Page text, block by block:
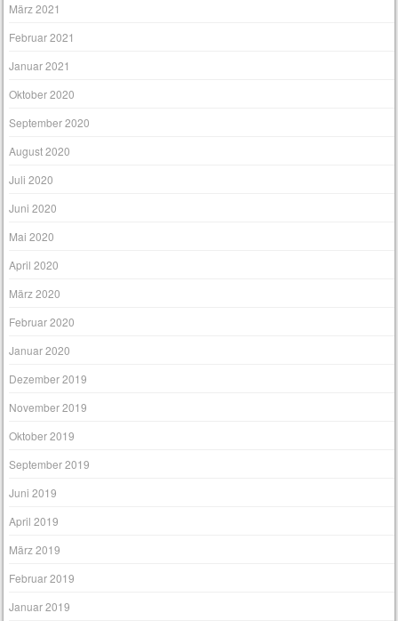
März 2021
Februar 2021
Januar 2021
Oktober 2020
September 2020
August 2020
Juli 2020
Juni 2020
Mai 2020
April 2020
März 2020
Februar 2020
Januar 2020
Dezember 2019
November 2019
Oktober 2019
September 2019
Juni 2019
April 2019
März 2019
Februar 2019
Januar 2019